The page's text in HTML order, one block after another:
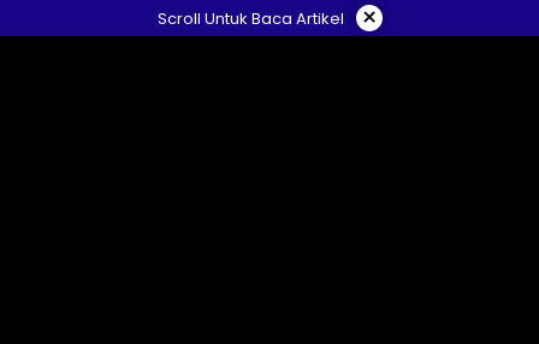
ke
Scroll Untuk Baca Artikel ×